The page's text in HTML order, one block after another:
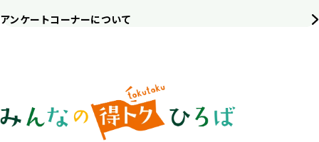
アンケートコーナーについて